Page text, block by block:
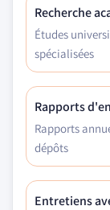
Recherche
Études
spécialisées
Rapports
Rapports
dépôts
Entretiens